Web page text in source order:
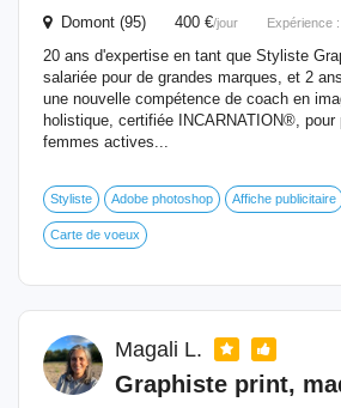
Domont (95) 400 €/jour Expérience :
20 ans d'expertise en tant que Styliste
salariée pour de grandes marques, et 2
une nouvelle compétence de coach en
holistique, certifiée INCARNATION®, pour
femmes actives...
Styliste Adobe photoshop Affiche publicitaire
Carte de voeux
Magali L.
Graphiste print,